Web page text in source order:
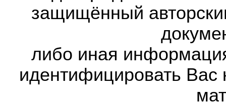
защищённый
либо иная
идентифицировать Вас